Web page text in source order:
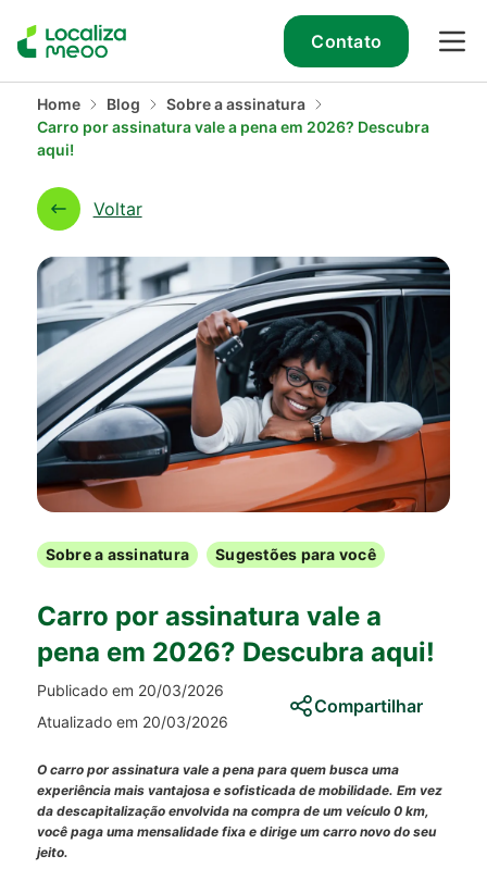
Contato
Home Blog
Sobre a assinatura
Carro por assinatura vale a pena em 2026? Descubra
aqui!
Voltar
Sobre a assinatura Sugestões para você
Carro por assinatura vale a
pena em 2026? Descubra aqui!
Publicado em 20/03/2026
Atualizado em 20/03/2026
Compartilhar
O carro por assinatura vale a pena para quem busca uma
experiência mais vantajosa e sofisticada de mobilidade. Em vez
da descapitalização envolvida na compra de um veículo 0 km,
você paga uma mensalidade fixa e dirige um carro novo do seu
jeito.